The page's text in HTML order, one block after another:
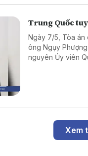
Trung Quốc
Ngày 7/5, Tòa án
ông Ngụy
nguyên Ủy viên
Xem